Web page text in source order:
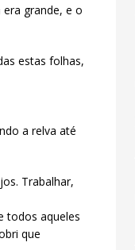
grande, e o
estas folhas,
a relva até
Trabalhar,
todos aqueles
que